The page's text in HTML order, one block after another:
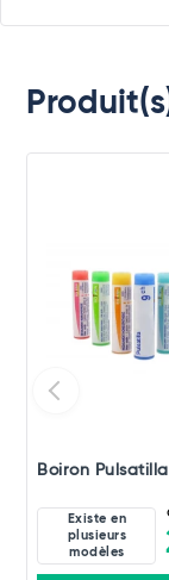
Boiron
Existe en
plusieurs
modèles